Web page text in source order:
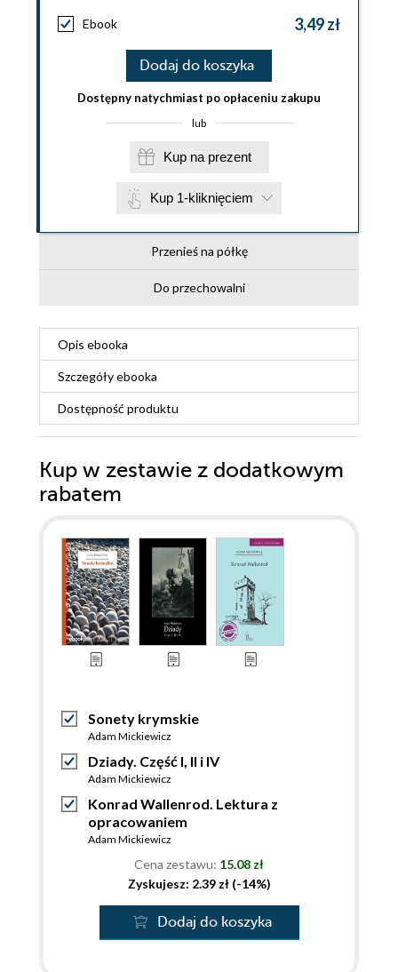
Ebook 3,49 zł
Dodaj do koszyka
Dostępny natychmiast po opłaceniu zakupu
lub
Kup na prezent
Kup 1-kliknięciem
Przenieś na półkę
Do przechowalni
Opis ebooka
Szczegółyebooka
Dostępność produktu
Kup w zestawie z dodatkowym
rabatem
Sonety krymskie
Adam Mickiewicz
Dziady. Część I, II i IV
Adam Mickiewicz
Konrad Wallenrod. Lektura z
opracowaniem
Adam Mickiewicz
Cena zestawu: 15.08 zł
Zyskujesz: 2.39 zł (-14%)
Dodaj do koszyka